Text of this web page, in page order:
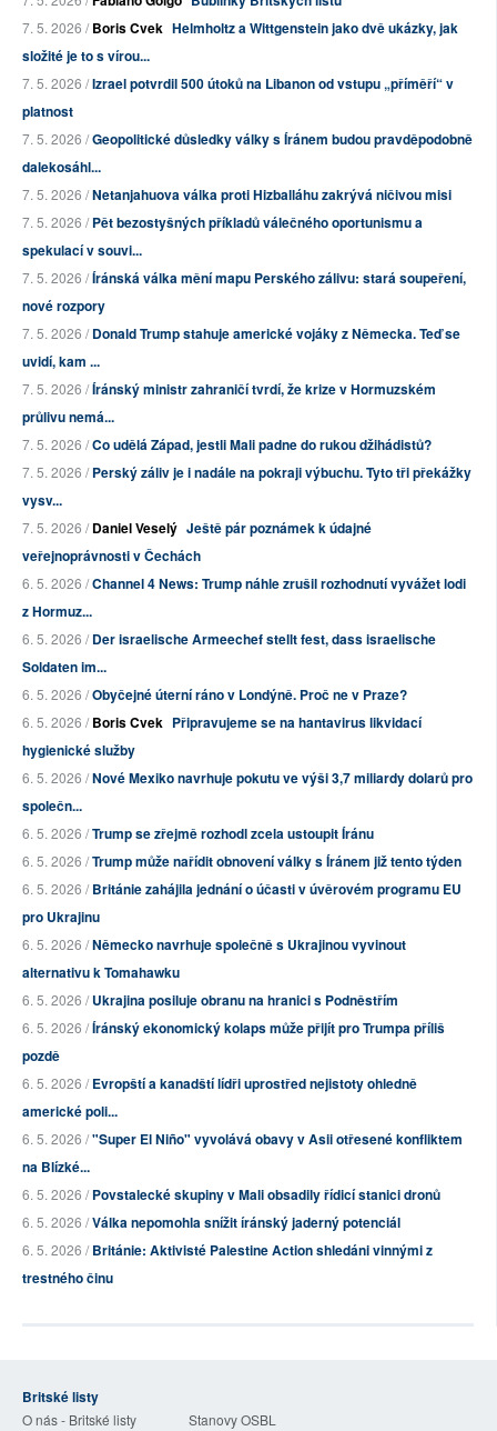
7. 5. 2026 /Boris Cvek Helmholtz a Wittgenstein jako dvě ukázky, jak
složité je to s vírou...
7. 5. 2026 /Izrael potvrdil 500 útoků na Libanon od vstupu „příměří“ v
platnost
7. 5. 2026 /Geopolitické důsledky války s Íránem budou pravděpodobně
dalekosáhl...
7. 5. 2026 /Netanjahuova válka proti Hizballáhu zakrývá ničivou misi
7. 5. 2026 /Pět bezostyšných příkladů válečného oportunismu a
spekulací v souvi...
7. 5. 2026 /Íránská válka mění mapu Perského zálivu: stará soupeření,
nové rozpory
7. 5. 2026 /Donald Trump stahuje americké vojáky z Německa. Teď se
uvidí, kam ...
7. 5. 2026 /Íránský ministr zahraničí tvrdí, že krize v Hormuzském
průlivu nemá...
7. 5. 2026 /Co udělá Západ, jestli Mali padne do rukou džihádistů?
7. 5. 2026 /Perský záliv je i nadále na pokraji výbuchu. Tyto tři překážky
vysv...
7. 5. 2026 /Daniel Veselý Ještě pár poznámek k údajné
veřejnoprávnosti v Čechách
6. 5. 2026 /Channel 4 News: Trump náhle zrušil rozhodnutí vyvážet lodi
z Hormuz...
6. 5. 2026 /Der israelische Armeechef stellt fest, dass israelische
Soldaten im...
6. 5. 2026 /Obyčejné úterní ráno v Londýně. Proč ne v Praze?
6. 5. 2026 /Boris Cvek Připravujeme se na hantavirus likvidací
hygienické služby
6. 5. 2026 /Nové Mexiko navrhuje pokutu ve výši 3,7 miliardy dolarů pro
společn...
6. 5. 2026 /Trump se zřejmě rozhodl zcela ustoupit Íránu
6. 5. 2026 /Trump může nařídit obnovení války s Íránem již tento týden
6. 5. 2026 /Británie zahájila jednání o účasti v úvěrovém programu EU
pro Ukrajinu
6. 5. 2026 /Německo navrhuje společně s Ukrajinou vyvinout
alternativu k Tomahawku
6. 5. 2026 /Ukrajina posiluje obranu na hranici s Podněstřím
6. 5. 2026 /Íránský ekonomický kolaps může přijít pro Trumpa příliš
pozdě
6. 5. 2026 /Evropští a kanadští lídři uprostřed nejistoty ohledně
americké poli...
6. 5. 2026 /"Super El Niño" vyvolává obavy v Asii otřesené konfliktem
na Blízké...
6. 5. 2026 /Povstalecké skupiny v Mali obsadily řídicí stanici dronů
6. 5. 2026 /Válka nepomohla snížit íránský jaderný potenciál
6. 5. 2026 /Británie: Aktivisté Palestine Action shledáni vinnými z
trestného činu
Britské listy
O nás - Britské listy Stanovy OSBL